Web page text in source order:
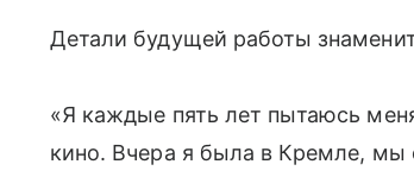
Детали будущей работы
«Я каждые пять лет пытаюсь
кино. Вчера я была в Кремле, мы